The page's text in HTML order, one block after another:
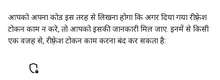
आपको अपना कोड इस तरह से लिखना होगा कि अगर दिया गया रीफ़्रेश
टोकन काम न करे, तो आपको इसकी जानकारी मिल जाए. इनमें से किसी
एक वजह से, रीफ़्रेश टोकन काम करना बंद कर सकता है:
shield_locked